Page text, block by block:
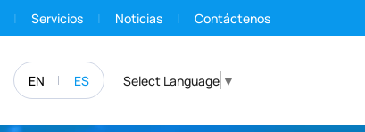
Servicios Noticias Contáctenos
EN ES Select Language ▼